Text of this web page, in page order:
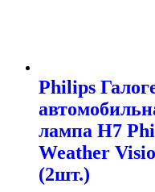
Philips
лампа H7
Weather
(2шт.)